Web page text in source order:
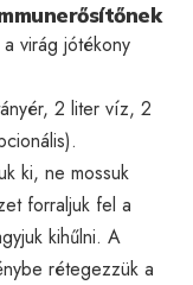
virág jótékony
2 liter víz, 2
ki, ne mossuk
forraljuk fel a
kihűlni. A
rétegezzük a